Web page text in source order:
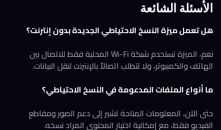
الأسئلة الشائعة
هل تعمل ميزة النسخ الاحتياطي الجديدة بدون إنترنت؟
نعم، الميزة تستخدم شبكة Wi-Fi المحلية فقط للاتصال بين
الهاتف والكمبيوتر، ولا تتطلب اتصالاً بالإنترنت لنقل البيانات.
ما أنواع الملفات المدعومة في النسخ الاحتياطي؟
حتى الآن، المعلومات المتاحة تشير إلى دعم الصور ومقاطع
الفيديو فقط، مع إمكانية اختيار المحتوى المراد نسخه.